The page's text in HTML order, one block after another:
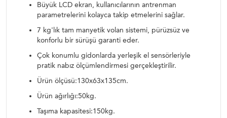
Büyük LCD ekran, kullanıcılarının antrenman
parametrelerini kolayca takip etmelerini sağlar.
7 kg'lık tam manyetik volan sistemi, pürüzsüz ve
konforlu bir sürüşü garanti eder.
Çok konumlu gidonlarda yerleşik el sensörleriyle
pratik nabız ölçümlendirmesi gerçekleştirilir.
Ürün ölçüsü:130x63x135cm.
Ürün ağırlığı:50kg.
Taşıma kapasitesi:150kg.